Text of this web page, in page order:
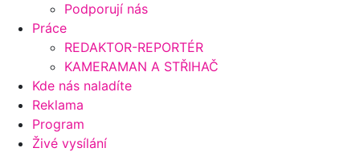
Podporují nás
Práce
REDAKTOR-REPORTÉR
KAMERAMAN A STŘIHAČ
Kde nás naladíte
Reklama
Program
Živé vysílání